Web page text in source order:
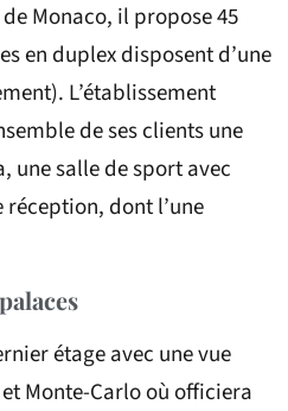
Monaco, il propose 45
en duplex disposent d’une
L’établissement
de ses clients une
une salle de sport avec
dont l’une
étage avec une vue
Monte-Carlo où officiera